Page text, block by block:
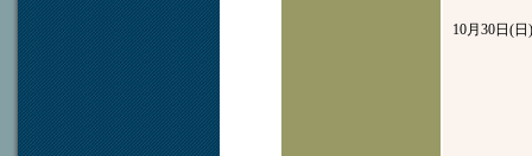
10月30日(日)